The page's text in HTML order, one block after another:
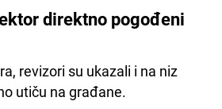
direktno pogođeni
revizori su ukazali i na niz
utiču na građane.